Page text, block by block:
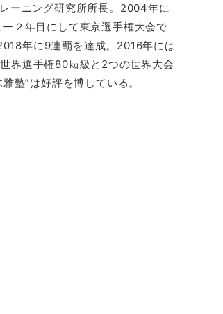
ーニング研究所所長。2004年に
２年目にして東京選手権大会で
年に9連覇を達成。2016年には
界選手権80㎏級と2つの世界大会
塾”は好評を博している。